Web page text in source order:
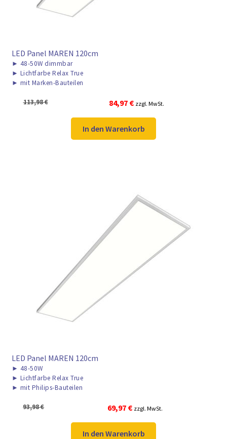
LED Panel MAREN 120cm
► 48-50W dimmbar
► Lichtfarbe Relax True
► mit Marken-Bauteilen
113,98€
Ursprünglicher
war:
113,98 €
84,97 €Aktueller
ist:
84,97 €.
zzgl. MwSt.
In den Warenkorb
LED Panel MAREN 120cm
► 48-50W
► Lichtfarbe Relax True
► mit Philips-Bauteilen
93,98€
Ursprünglicher
war:
69,97 €Aktueller
ist:
zzgl. MwSt.
In den Warenkorb